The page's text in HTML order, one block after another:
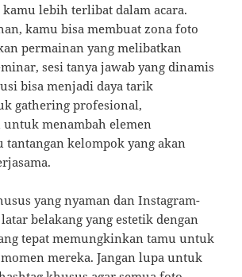
lebih terlibat dalam acara.
kamu bisa membuat zona foto
permainan yang melibatkan
sesi tanya jawab yang dinamis
bisa menjadi daya tarik
gathering profesional,
menambah elemen
tantangan kelompok yang akan
yang nyaman dan Instagram-
belakang yang estetik dengan
tepat memungkinkan tamu untuk
mereka. Jangan lupa untuk